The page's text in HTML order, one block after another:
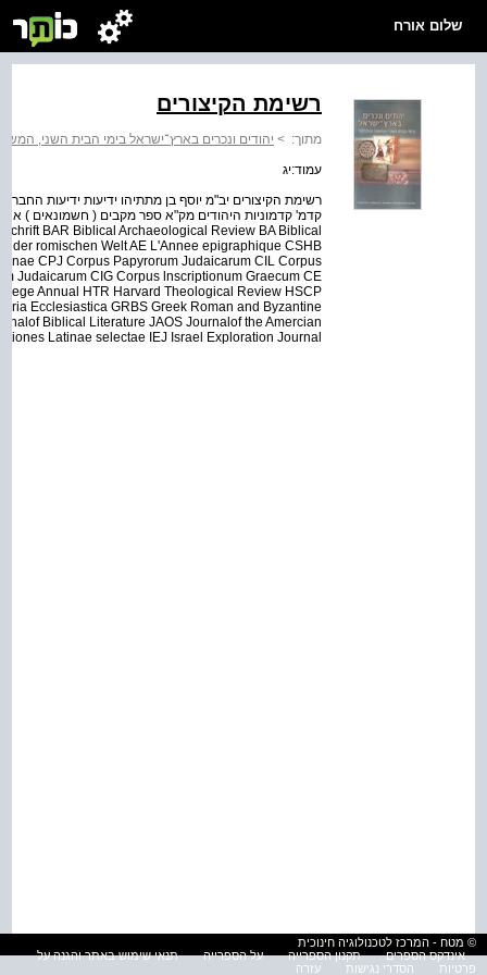
שלום אורח
רשימת הקיצורים
מתוך: > יהודים ונכרים בארץ־ישראל בימי הבית השני,
עמוד:יג
BAR Biblical Archaeological Review BA Biblical
der romischen Welt AE L'Annee epigraphique CSHB
CPJ Corpus Papyrorum Judaicarum CIL Corpus
Judaicarum CIG Corpus lnscriptionum Graecum CE
Annual HTR Harvard Theological Review HSCP
Ecclesiastica GRBS Greek Roman and Byzantine
Biblical Literature JAOS Journalof the Amercian
Latinae selectae IEJ Israel Exploration Journal
© מטח - המרכז לטכנולוגיה חינוכית
אינדקס הספרים
תקנון הספרייה על הספרייה
תנאי שימוש באתר והגנה על
פרטיות
הסדרי נגישות עזרה